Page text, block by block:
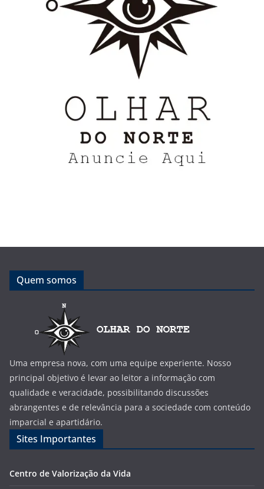
Quem somos
Uma empresa nova, com uma equipe experiente. Nosso
principal objetivo é levar ao leitor a informação com
qualidade e veracidade, possibilitando discussões
abrangentes e de relevância para a sociedade com conteúdo
imparcial e apartidário.
Sites Importantes
Centro de Valorização da Vida